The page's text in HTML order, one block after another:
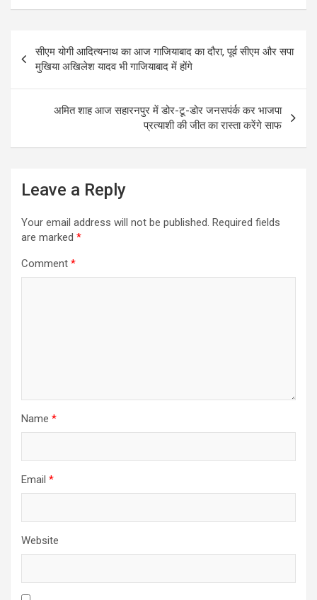
b
o
o
k
er
s
A
p
p
e
Post
navigation
सीएम योगी आदित्यनाथ का आज गाजियाबाद का दौरा, पूर्व सीएम और सपा
मुखिया अखिलेश यादव भी गाजियाबाद में होंगे
अमित शाह आज सहारनपुर में डोर-टू-डोर जनसपंर्क कर भाजपा
प्रत्याशी की जीत का रास्ता करेंगे साफ
Leave a Reply
Your email address will not be published. Required fields
are marked *
Comment *
Name *
Email *
Website